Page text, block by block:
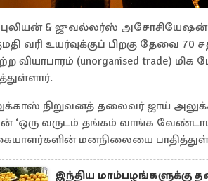
& ஜுவல்லர்ஸ் அசோசியேஷன்
வரி உயர்வுக்குப் பிறகு தேவை 70
வியாபாரம் (unorganised trade)
நிறுவனத் தலைவர் ஜாய்
‘ஒரு வருடம் தங்கம் வாங்க
மனநிலையை
இந்திய மாம்பழங்களுக்கு